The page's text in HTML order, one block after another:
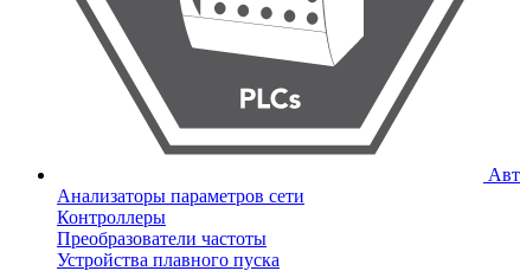
Анализаторы параметров сети
Контроллеры
Преобразователи частоты
Устройства плавного пуска